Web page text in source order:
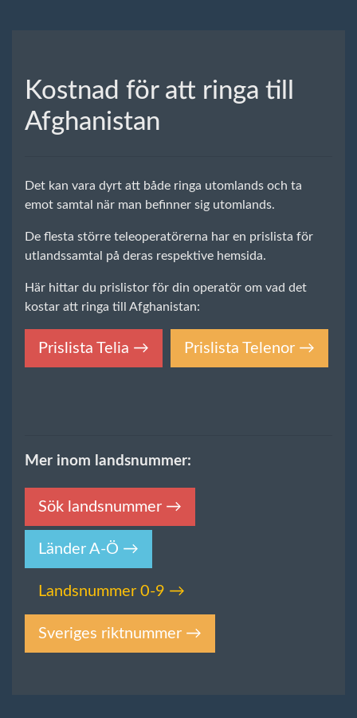
Kostnad för att ringa till
Afghanistan
Det kan vara dyrt att både ringa utomlands och ta
emot samtal när man befinner sig utomlands.
De flesta större teleoperatörerna har en prislista för
utlandssamtal på deras respektive hemsida.
Här hittar du prislistor för din operatör om vad det
kostar att ringa till Afghanistan:
Prislista Telia → Prislista Telenor →
Mer inom landsnummer:
Sök landsnummer →
Länder A-Ö →
Landsnummer 0-9 →
Sveriges riktnummer →